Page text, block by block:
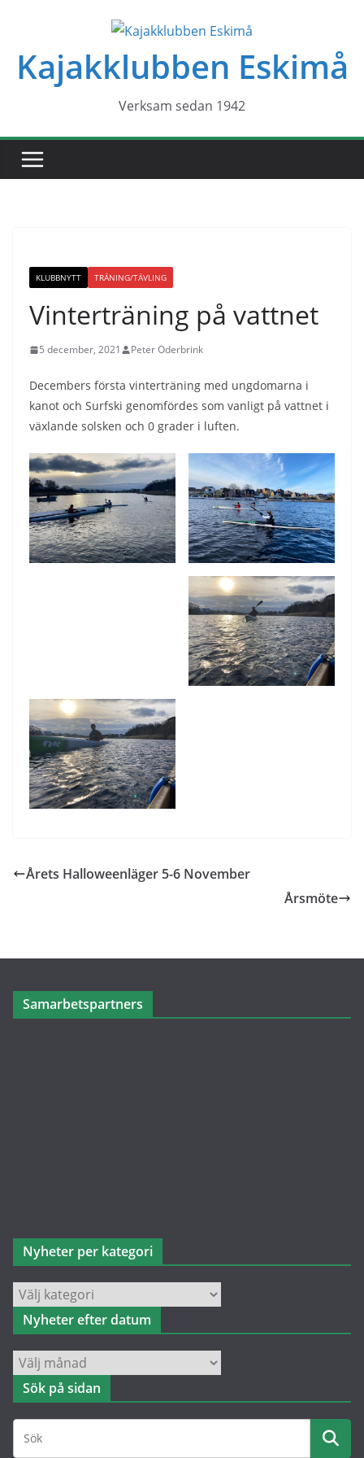
innehållKajakklubben Eskimå
Verksam sedan 1942
KLUBBNYTT TRÄNING/TÄVLING
Vinterträning på vattnet
5 december, 2021 Peter Oderbrink
Decembers första vinterträning med ungdomarna i
kanot och Surfski genomfördes som vanligt på vattnet i
växlande solsken och 0 grader i luften.
Årets Halloweenläger 5-6 November
Årsmöte
Samarbetspartners
Nyheter per kategori
Nyheter
per
kategori
Nyheter efter datum
Nyheter
efter
datum
Sök på sidan